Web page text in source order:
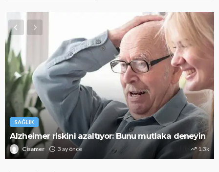
SAĞLIK
Alzheimer riskini azaltıyor: Bunu mutlaka deneyin
Cisamer 3 ay önce 1.3k